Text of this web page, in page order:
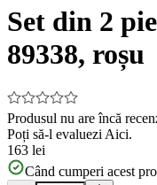
of
5
Set din 2
89338, roșu
Produsul nu are încă
Poți să-l evaluezi Aici.
163 lei
Când cumperi acest